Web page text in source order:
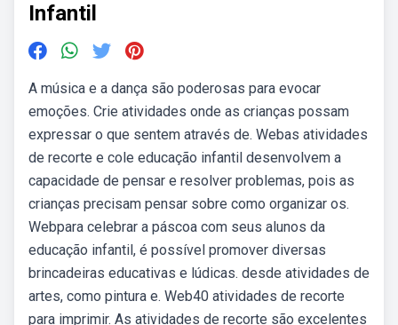
Infantil
A música e a dança são poderosas para evocar
emoções. Crie atividades onde as crianças possam
expressar o que sentem através de. Webas atividades
de recorte e cole educação infantil desenvolvem a
capacidade de pensar e resolver problemas, pois as
crianças precisam pensar sobre como organizar os.
Webpara celebrar a páscoa com seus alunos da
educação infantil, é possível promover diversas
brincadeiras educativas e lúdicas. desde atividades de
artes, como pintura e. Web40 atividades de recorte
para imprimir. As atividades de recorte são excelentes